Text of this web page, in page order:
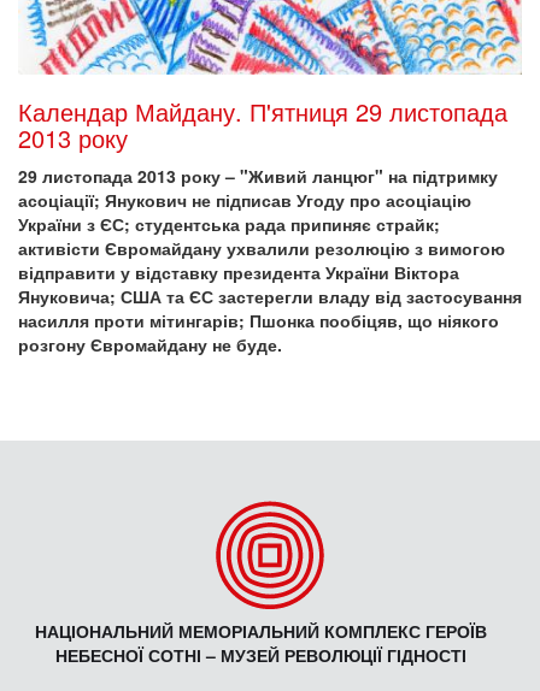
Календар Майдану. П'ятниця 29 листопада
2013 року
29 листопада 2013 року – "Живий ланцюг" на підтримку
асоціації; Янукович не підписав Угоду про асоціацію
України з ЄС; студентська рада припиняє страйк;
активісти Євромайдану ухвалили резолюцію з вимогою
відправити у відставку президента України Віктора
Януковича; США та ЄС застерегли владу від застосування
насилля проти мітингарів; Пшонка пообіцяв, що ніякого
розгону Євромайдану не буде.
НАЦІОНАЛЬНИЙ МЕМОРІАЛЬНИЙ КОМПЛЕКС ГЕРОЇВ
НЕБЕСНОЇ СОТНІ – МУЗЕЙ РЕВОЛЮЦІЇ ГІДНОСТІ